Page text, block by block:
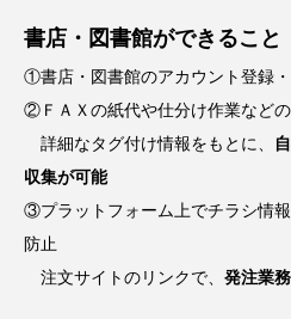
書店・図書館ができること
①書店・図書館のアカウント登録
②ＦＡＸの紙代や仕分け作業などの
詳細なタグ付け情報をもとに、
収集が可能
③プラットフォーム上でチラシ情
防止
注文サイトのリンクで、 発注業